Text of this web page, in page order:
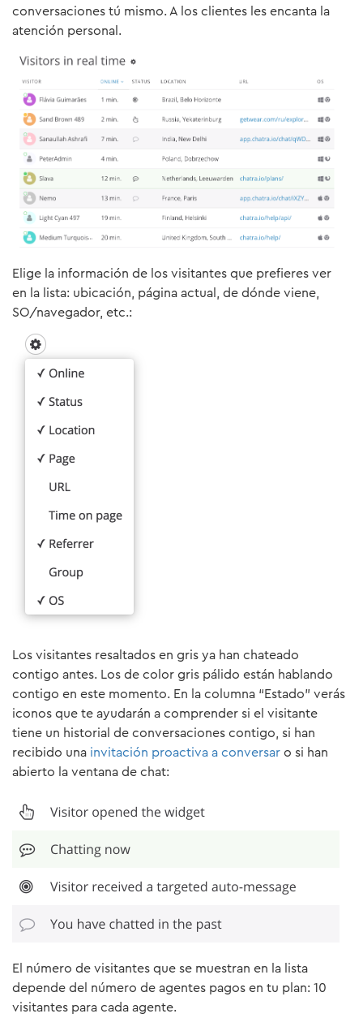
conversaciones tú mismo. A los clientes les encanta la
atención personal.
Elige la información de los visitantes que prefieres ver
en la lista: ubicación, página actual, de dónde viene,
SO/navegador, etc.:
Los visitantes resaltados en gris ya han chateado
contigo antes. Los de color gris pálido están hablando
contigo en este momento. En la columna “Estado” verás
iconos que te ayudarán a comprender si el visitante
tiene un historial de conversaciones contigo, si han
recibido una invitación proactiva a conversar o si han
abierto la ventana de chat:
El número de visitantes que se muestran en la lista
depende del número de agentes pagos en tu plan: 10
visitantes para cada agente.